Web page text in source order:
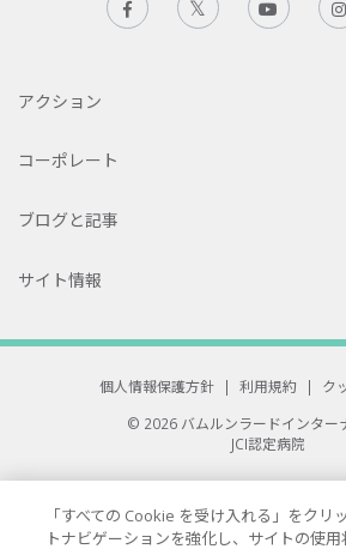
アクション
コーポレート
ブログと記事
サイト情報
個人情報保護方針 | 利用規約 |
ク
© 2026 バムルンラードインター
JCI認定病院
All rights reserved.
「すべての Cookie を受け入れる」をクリ
トナビゲーションを強化し、サイトの使